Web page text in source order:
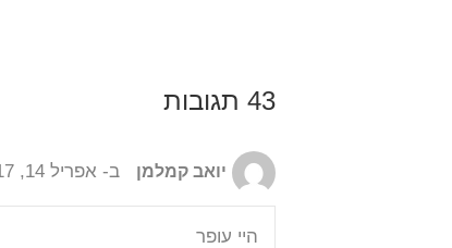
יואב קמלמן ב- אפריל 14, 2017 בשעה 12:19 am
היי עופר